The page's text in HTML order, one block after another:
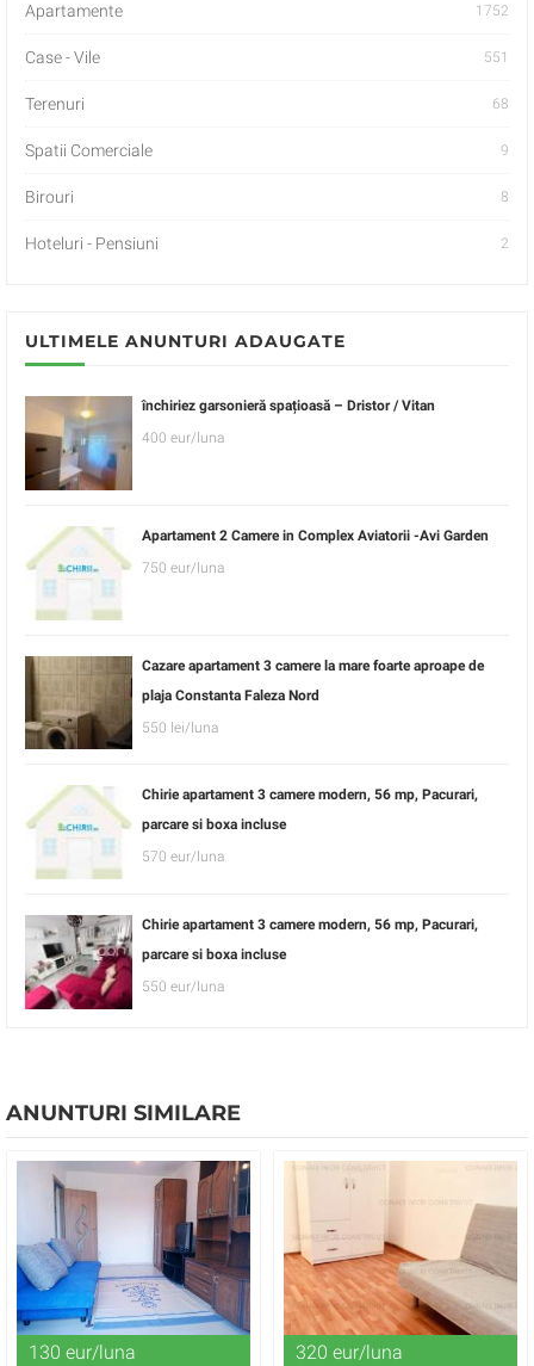
Apartamente 1752
Case - Vile 551
Terenuri 68
Spatii Comerciale 9
Birouri 8
Hoteluri - Pensiuni 2
ULTIMELE ANUNTURI ADAUGATE
închiriez garsonieră spațioasă – Dristor / Vitan
400 eur/luna
Apartament 2 Camere in Complex Aviatorii -Avi Garden
750 eur/luna
Cazare apartament 3 camere la mare foarte aproape de
plaja Constanta Faleza Nord
550 lei/luna
Chirie apartament 3 camere modern, 56 mp, Pacurari,
parcare si boxa incluse
570 eur/luna
Chirie apartament 3 camere modern, 56 mp, Pacurari,
parcare si boxa incluse
550 eur/luna
ANUNTURI SIMILARE
130 eur/luna 320 eur/luna